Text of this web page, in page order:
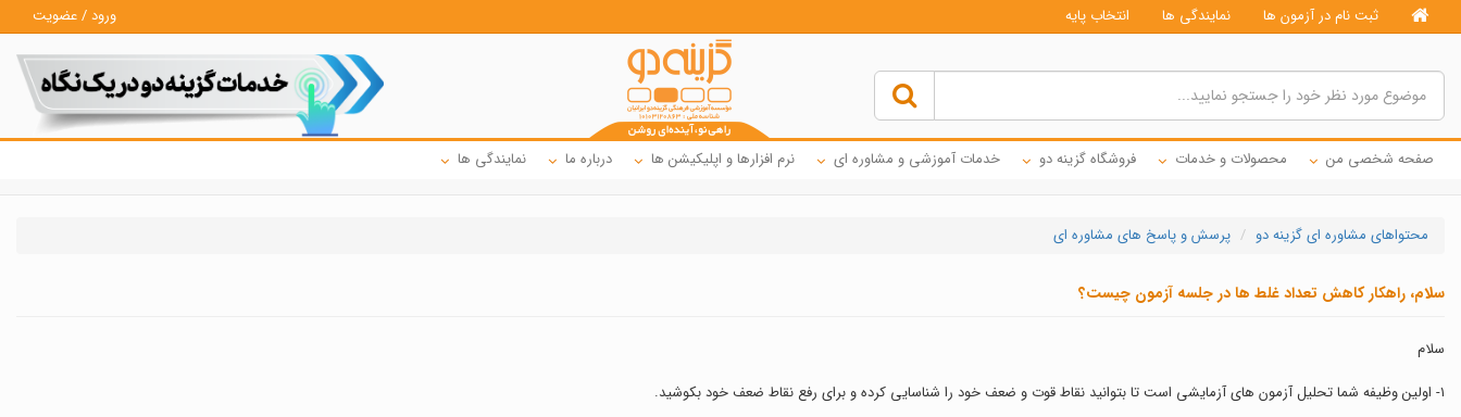
ثبت نام در آزمون ها نمایندگی ها انتخاب پایه ورود / عضویت
صفحه شخصی من محصولات و خدمات فروشگاه گزینه دو خدمات آموزشی و مشاوره ای نرم افزارها و اپلیکیشن ها درباره ما نمایندگی ها
محتواهای مشاوره ای گزینه دو پرسش و پاسخ های مشاوره ای
سلام، راهکار کاهش تعداد غلط ها در جلسه آزمون چیست؟
سلام
١- اولین وظیفه شما تحلیل آزمون های آزمایشی است تا بتوانید نقاط قوت و ضعف خود را شناسایی کرده و برای رفع نقاط ضعف خود بکوشید.